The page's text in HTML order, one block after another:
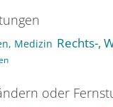
Medizin Rechts-,
oder